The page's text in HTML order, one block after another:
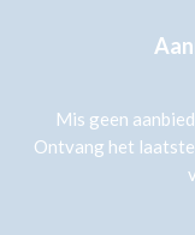
Mis geen
Ontvang het